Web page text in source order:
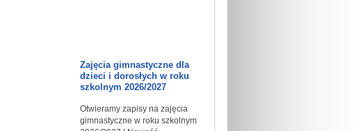
Zajęcia gimnastyczne dla
dzieci i dorosłych w roku
szkolnym 2026/2027
Otwieramy zapisy na zajęcia
gimnastyczne w roku szkolnym